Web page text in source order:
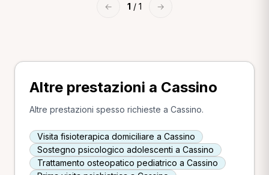
← 1 / 1 →
Altre prestazioni a Cassino
Altre prestazioni spesso richieste a Cassino.
Visita fisioterapica domiciliare a Cassino
Sostegno psicologico adolescenti a Cassino
Trattamento osteopatico pediatrico a Cassino